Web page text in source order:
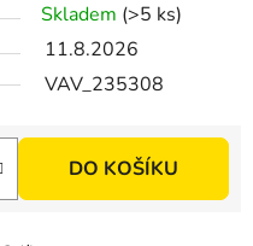
Skladem (>5 ks)
11.8.2026
VAV_235308
DO KOŠÍKU